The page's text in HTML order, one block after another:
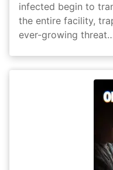
infected begin to
the entire facility,
ever-growing